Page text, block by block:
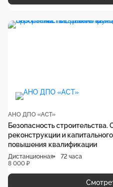
АНО ДПО «АСТ»
Безопасность строительства.
реконструкции и
повышения квалификации
Дистанционная
72 часа
8 000 ₽